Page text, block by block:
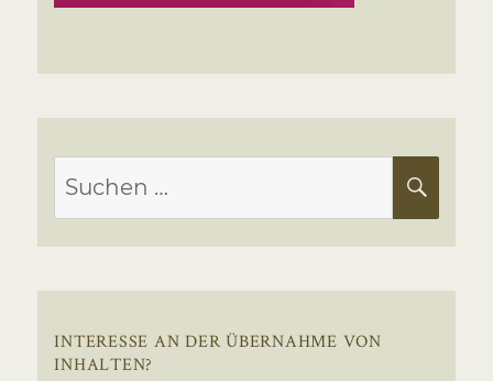
Suchen
nach:
INTERESSE AN DER ÜBERNAHME VON
INHALTEN?